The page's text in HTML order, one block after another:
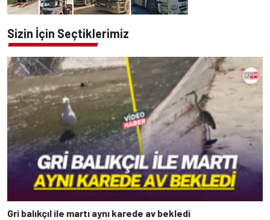
Sizin İçin Seçtiklerimiz
Gri balıkçıl ile martı aynı karede av bekledi